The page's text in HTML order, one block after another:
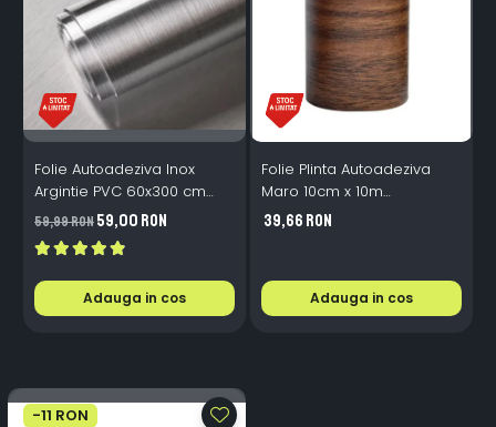
Folie Autoadeziva Inox
Argintie PVC 60x300 cm
Bucatarie Mobilier
59,99 RON59,00 RON
Adauga in cos
Folie Plinta Autoadeziva
Maro 10cm x 10m
Impermeabila Perete Scari
39,66 RON
Adauga in cos
-11 RON